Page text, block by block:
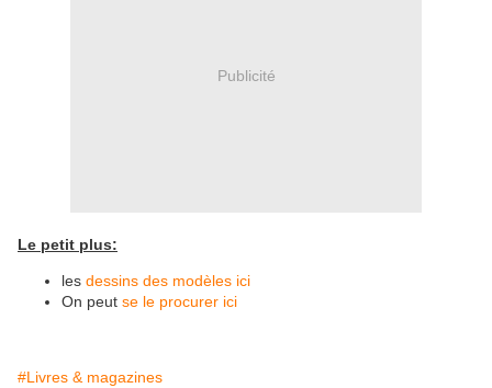
Publicité
Le petit plus:
les dessins des modèles ici
On peut se le procurer ici
#Livres & magazines